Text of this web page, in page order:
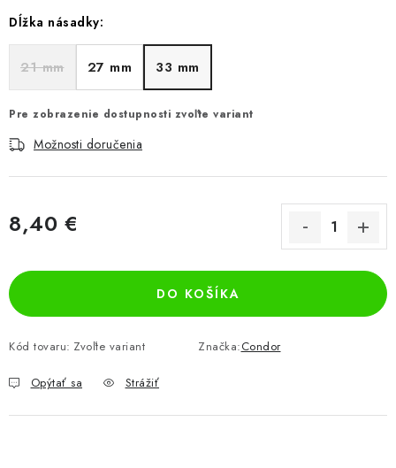
Dĺžka násadky:
21 mm 27 mm 33 mm
Pre zobrazenie dostupnosti zvoľte variant
Možnosti doručenia
8,40 €
DO KOŠÍKA
Kód tovaru: Zvoľte variant Značka:Condor
Opýtať sa Strážiť